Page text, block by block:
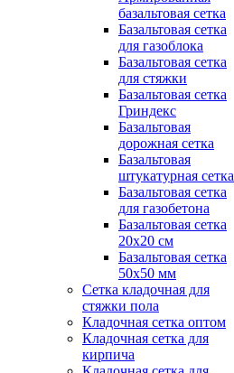
базальтовая сетка
Базальтовая сетка
для газоблока
Базальтовая сетка
для стяжки
Базальтовая сетка
Гриндекс
Базальтовая
дорожная сетка
Базальтовая
штукатурная сетка
Базальтовая сетка
для газобетона
Базальтовая сетка
20x20 см
Базальтовая сетка
50x50 мм
Сетка кладочная для
стяжки пола
Кладочная сетка оптом
Кладочная сетка для
кирпича